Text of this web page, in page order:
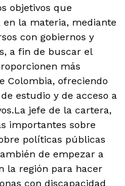
objetivos que
la materia, mediante
con gobiernos y
a fin de buscar el
más
Colombia, ofreciendo
estudio y de acceso a
La jefe de la cartera,
importantes sobre
políticas públicas
de empezar a
la región para hacer
con discapacidad